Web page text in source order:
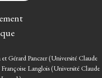
Gérard Panczer (Université Claude
Langlois (Université Claude